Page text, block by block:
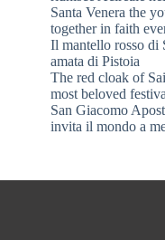
Santa Venera the
together in faith
Il mantello rosso di
amata di Pistoia
The red cloak of
most beloved
San Giacomo
invita il mondo a